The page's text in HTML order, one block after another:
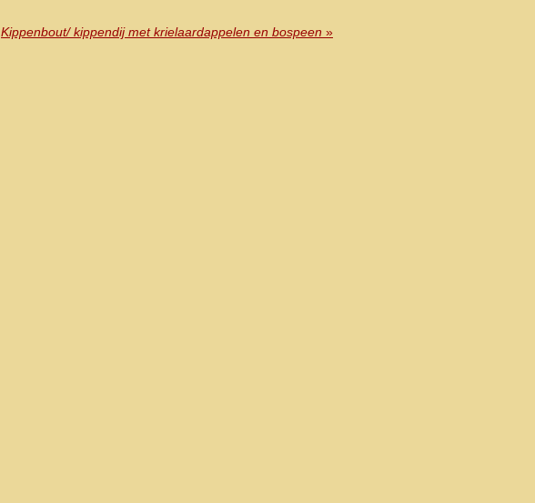
Kippenbout/ kippendij met krielaardappelen en bospeen »